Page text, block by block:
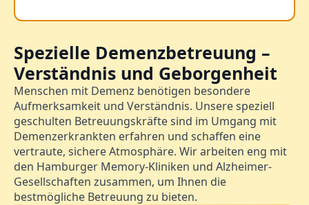
Spezielle Demenzbetreuung –
Verständnis und Geborgenheit
Menschen mit Demenz benötigen besondere
Aufmerksamkeit und Verständnis. Unsere speziell
geschulten Betreuungskräfte sind im Umgang mit
Demenzerkrankten erfahren und schaffen eine
vertraute, sichere Atmosphäre. Wir arbeiten eng mit
den Hamburger Memory-Kliniken und Alzheimer-
Gesellschaften zusammen, um Ihnen die
bestmögliche Betreuung zu bieten.